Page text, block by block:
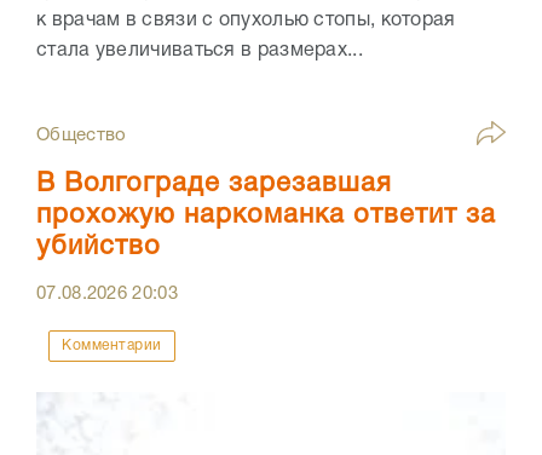
к врачам в связи с опухолью стопы, которая
стала увеличиваться в размерах...
Общество
В Волгограде зарезавшая
прохожую наркоманка ответит за
убийство
07.08.202620:03
Комментарии